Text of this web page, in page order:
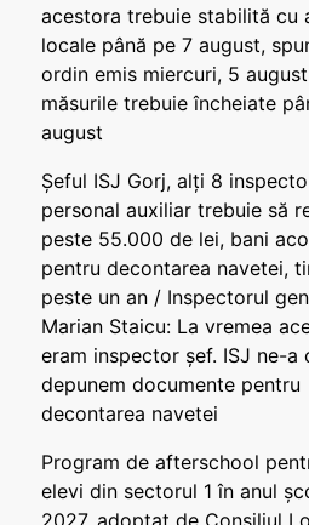
acestora trebuie stabilită cu
locale până pe 7 august,
ordin emis miercuri, 5
măsurile trebuie încheiate
august
Șeful ISJ Gorj, alți 8
personal auxiliar trebuie să
peste 55.000 de lei, bani
pentru decontarea navetei,
peste un an / Inspectorul
Marian Staicu: La vremea
eram inspector șef. ISJ ne-a
depunem documente pentru
decontarea navetei
Program de afterschool
elevi din sectorul 1 în anul
2027, adoptat de Consiliul